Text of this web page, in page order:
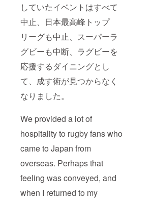
していたイベントはすべて
中止、日本最高峰トップ
リーグも中止、スーパーラ
グビーも中断、ラグビーを
応援するダイニングとし
て、成す術が見つからなく
なりました。
We provided a lot of
hospitality to rugby fans who
came to Japan from
overseas. Perhaps that
feeling was conveyed, and
when I returned to my